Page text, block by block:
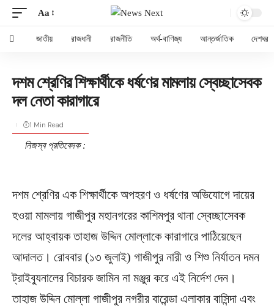
Aa
জাতীয় রাজধানী রাজনীতি অর্থ-বাণিজ্য আন্তর্জাতিক দেশঘর
দশম শ্রেণির শিক্ষার্থীকে ধর্ষণের মামলায় স্বেচ্ছাসেবক
দল নেতা কারাগারে
নিজস্ব প্রতিবেদক :
1 Min Read
দশম শ্রেণির এক শিক্ষার্থীকে অপহরণ ও ধর্ষণের অভিযোগে দায়ের
হওয়া মামলায় গাজীপুর মহানগরের কাশিমপুর থানা স্বেচ্ছাসেবক
দলের আহ্বায়ক তাহাজ উদ্দিন মোল্লাকে কারাগারে পাঠিয়েছেন
আদালত। রোববার (১৩ জুলাই) গাজীপুর নারী ও শিশু নির্যাতন দমন
ট্রাইব্যুনালের বিচারক জামিন না মঞ্জুর করে এই নির্দেশ দেন।
তাহাজ উদ্দিন মোল্লা গাজীপুর নগরীর বারেন্ডা এলাকার বাসিন্দা এবং